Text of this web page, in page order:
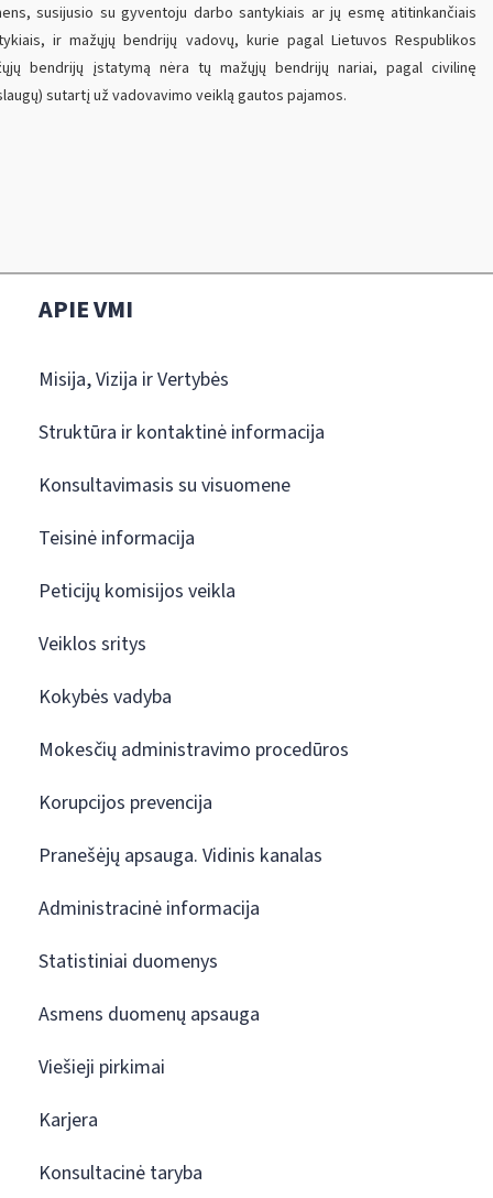
susijusio su gyventoju darbo santykiais ar jų esmę atitinkančiais
ir mažųjų bendrijų vadovų, kurie pagal Lietuvos Respublikos
bendrijų įstatymą nėra tų mažųjų bendrijų nariai, pagal civilinę
sutartį už vadovavimo veiklą gautos pajamos.
APIE VMI
Misija, Vizija ir Vertybės
Struktūra ir kontaktinė informacija
Konsultavimasis su visuomene
Teisinė informacija
Peticijų komisijos veikla
Veiklos sritys
Kokybės vadyba
Mokesčių administravimo procedūros
Korupcijos prevencija
Pranešėjų apsauga. Vidinis kanalas
Administracinė informacija
Statistiniai duomenys
Asmens duomenų apsauga
Viešieji pirkimai
Karjera
Konsultacinė taryba